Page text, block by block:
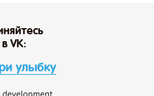
VK:
улыбку